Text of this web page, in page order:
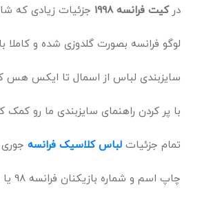
درکیت فرانسه 1998
جزئیات زیادی که
لوگو فرانسه بصورت گلدوزی شده و
سایزبندی لباس از اسمال تا ایکس هس که سایز اسمال معمولا برای زیر 70
با پر کردن راهنمای سایزبندی ما رو کمک
تمام جزئیاتلباس کلاسیک فرانسه
چاپ اسم و شماره بازیکنان فرانسه 98 یا اسم دلخواه شما با همون فونت اصلی اون سال انجام میشه.